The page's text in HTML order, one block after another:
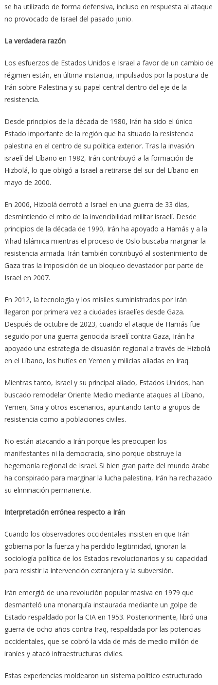
se ha utilizado de forma defensiva, incluso en respuesta al ataque
no provocado de Israel del pasado junio.
La verdadera razón
Los esfuerzos de Estados Unidos e Israel a favor de un cambio de
régimen están, en última instancia, impulsados ​​por la postura de
Irán sobre Palestina y su papel central dentro del eje de la
resistencia.
Desde principios de la década de 1980, Irán ha sido el único
Estado importante de la región que ha situado la resistencia
palestina en el centro de su política exterior. Tras la invasión
israelí del Líbano en 1982, Irán contribuyó a la formación de
Hizbolá, lo que obligó a Israel a retirarse del sur del Líbano en
mayo de 2000.
En 2006, Hizbolá derrotó a Israel en una guerra de 33 días,
desmintiendo el mito de la invencibilidad militar israelí. Desde
principios de la década de 1990, Irán ha apoyado a Hamás y a la
Yihad Islámica mientras el proceso de Oslo buscaba marginar la
resistencia armada. Irán también contribuyó al sostenimiento de
Gaza tras la imposición de un bloqueo devastador por parte de
Israel en 2007.
En 2012, la tecnología y los misiles suministrados por Irán
llegaron por primera vez a ciudades israelíes desde Gaza.
Después de octubre de 2023, cuando el ataque de Hamás fue
seguido por una guerra genocida israelí contra Gaza, Irán ha
apoyado una estrategia de disuasión regional a través de Hizbolá
en el Líbano, los hutíes en Yemen y milicias aliadas en Iraq.
Mientras tanto, Israel y su principal aliado, Estados Unidos, han
buscado remodelar Oriente Medio mediante ataques al Líbano,
Yemen, Siria y otros escenarios, apuntando tanto a grupos de
resistencia como a poblaciones civiles.
No están atacando a Irán porque les preocupen los
manifestantes ni la democracia, sino porque obstruye la
hegemonía regional de Israel. Si bien gran parte del mundo árabe
ha conspirado para marginar la lucha palestina, Irán ha rechazado
su eliminación permanente.
Interpretación errónea respecto a Irán
Cuando los observadores occidentales insisten en que Irán
gobierna por la fuerza y ha perdido legitimidad, ignoran la
sociología política de los Estados revolucionarios y su capacidad
para resistir la intervención extranjera y la subversión.
Irán emergió de una revolución popular masiva en 1979 que
desmanteló una monarquía instaurada mediante un golpe de
Estado respaldado por la CIA en 1953. Posteriormente, libró una
guerra de ocho años contra Iraq, respaldada por las potencias
occidentales, que se cobró la vida de más de medio millón de
iraníes y atacó infraestructuras civiles.
Estas experiencias moldearon un sistema político estructurado